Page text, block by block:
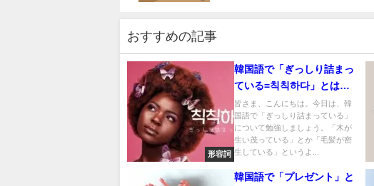
おすすめの記事
形容詞
韓国語で「ぎっしり詰まっ
ている=칙칙하다」とは？
意味を学ぼう
皆さま、こんにちは。今日は、韓
国語で「ぎっしり詰まっている」
について勉強しましょう。「木が
生い茂っている」とか「毛髪が密
生している」というよ...
韓国語で「プレゼント」と